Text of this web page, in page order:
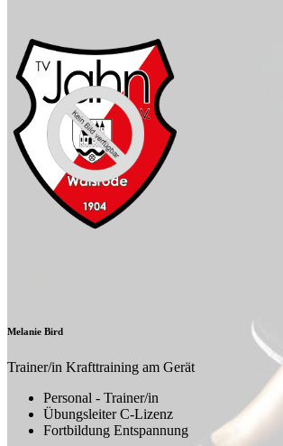
Melanie Bird
Trainer/in Krafttraining am Gerät
Personal - Trainer/in
Übungsleiter C-Lizenz
Fortbildung Entspannung